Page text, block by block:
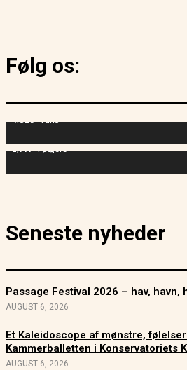
Følg os:
4,829 Fans
2,714 Følgere
Seneste nyheder
Passage Festival 2026 – hav,
AUGUST 6, 2026
Et Kaleidoscope af mønstre,
Kammerballetten i Konservatoriets
AUGUST 6, 2026